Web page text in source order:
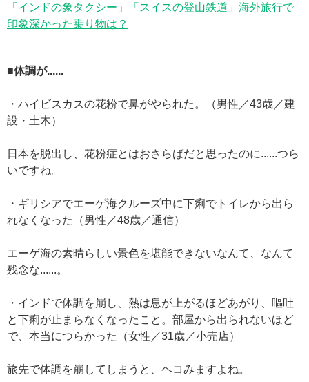
「インドの象タクシー」「スイスの登山鉄道」海外旅行で
印象深かった乗り物は？
■体調が......
・ハイビスカスの花粉で鼻がやられた。（男性／43歳／建
設・土木）
日本を脱出し、花粉症とはおさらばだと思ったのに......つら
いですね。
・ギリシアでエーゲ海クルーズ中に下痢でトイレから出ら
れなくなった（男性／48歳／通信）
エーゲ海の素晴らしい景色を堪能できないなんて、なんて
残念な......。
・インドで体調を崩し、熱は息が上がるほどあがり、嘔吐
と下痢が止まらなくなったこと。部屋から出られないほど
で、本当につらかった（女性／31歳／小売店）
旅先で体調を崩してしまうと、ヘコみますよね。